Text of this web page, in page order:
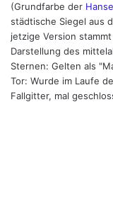
(Grundfarbe der Hanse
städtische Siegel aus
jetzige Version
Darstellung des
Sternen: Gelten als
Tor: Wurde im Laufe
Fallgitter, mal